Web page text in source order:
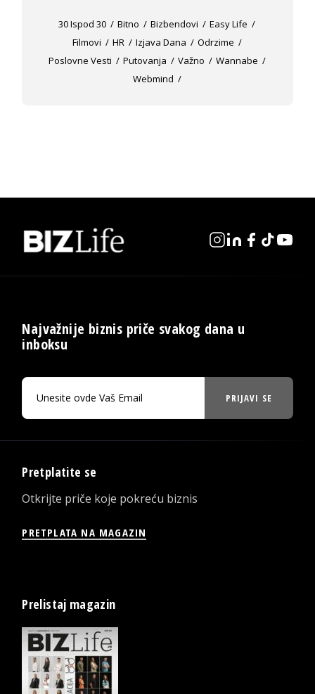
30 Ispod 30 Bitno Bizbendovi
Easy Life
Filmovi
HR Izjava Dana
Odrzime
Poslovne Vesti
Putovanja Važno
Wannabe
Webmind
Najvažnije biznis priče svakog dana u
inboksu
PRIJAVI SE
Pretplatite se
Otkrijte priče koje pokreću biznis
PRETPLATA NA MAGAZIN
Prelistaj magazin